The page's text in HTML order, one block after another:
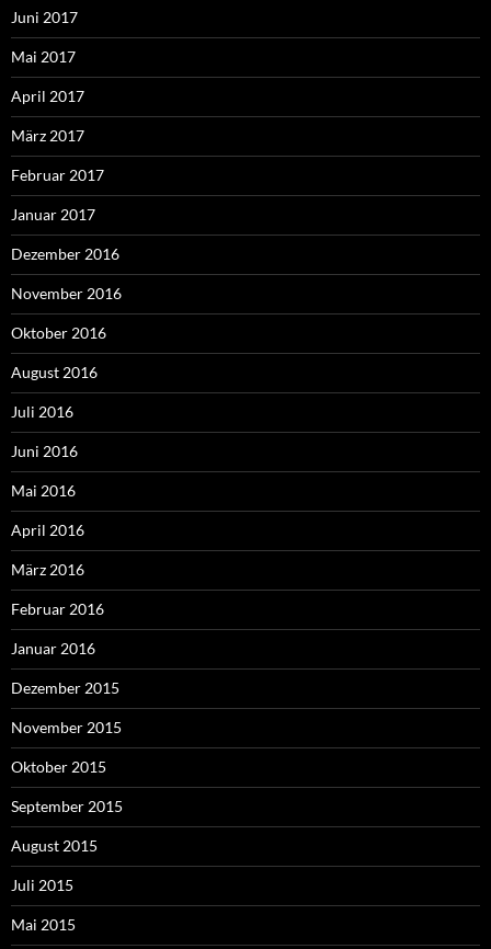
Juni 2017
Mai 2017
April 2017
März 2017
Februar 2017
Januar 2017
Dezember 2016
November 2016
Oktober 2016
August 2016
Juli 2016
Juni 2016
Mai 2016
April 2016
März 2016
Februar 2016
Januar 2016
Dezember 2015
November 2015
Oktober 2015
September 2015
August 2015
Juli 2015
Mai 2015